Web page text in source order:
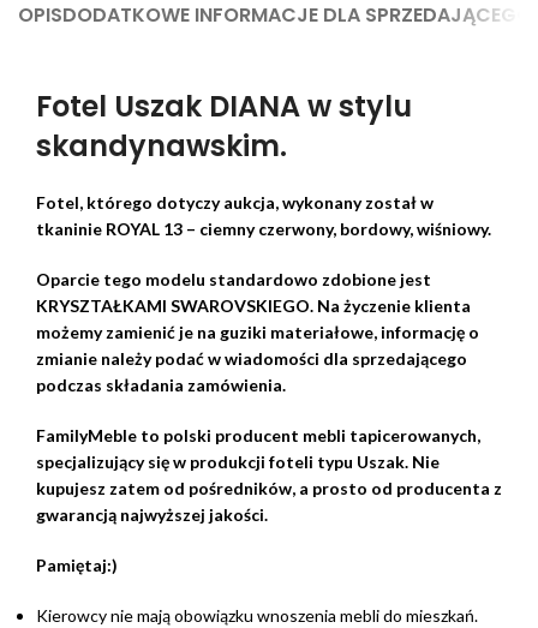
OPISDODATKOWE INFORMACJE DLA SPRZEDAJĄCEGO
Fotel Uszak DIANA w stylu
skandynawskim.
Fotel, którego dotyczy aukcja, wykonany został w
tkaninie ROYAL 13 – ciemny czerwony, bordowy, wiśniowy.
Oparcie tego modelu standardowo zdobione jest
KRYSZTAŁKAMI SWAROVSKIEGO. Na życzenie klienta
możemy zamienić je na guziki materiałowe, informację o
zmianie należy podać w wiadomości dla sprzedającego
podczas składania zamówienia.
FamilyMeble to polski producent mebli tapicerowanych,
specjalizujący się w produkcji foteli typu Uszak. Nie
kupujesz zatem od pośredników, a prosto od producenta z
gwarancją najwyższej jakości.
Pamiętaj:)
Kierowcy nie mają obowiązku wnoszenia mebli do mieszkań.